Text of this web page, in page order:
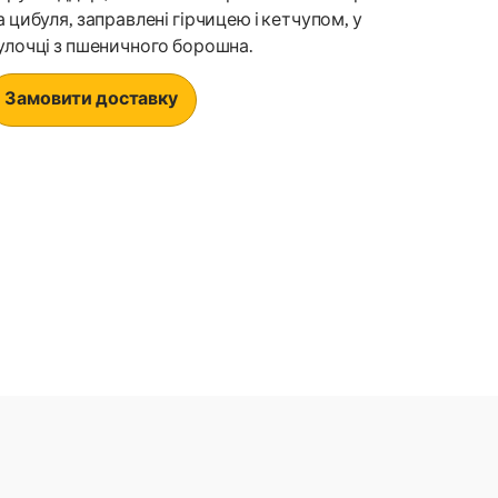
цибуля, заправлені гірчицею і кетчупом, у
з пшеничного борошна.
Замовити доставку